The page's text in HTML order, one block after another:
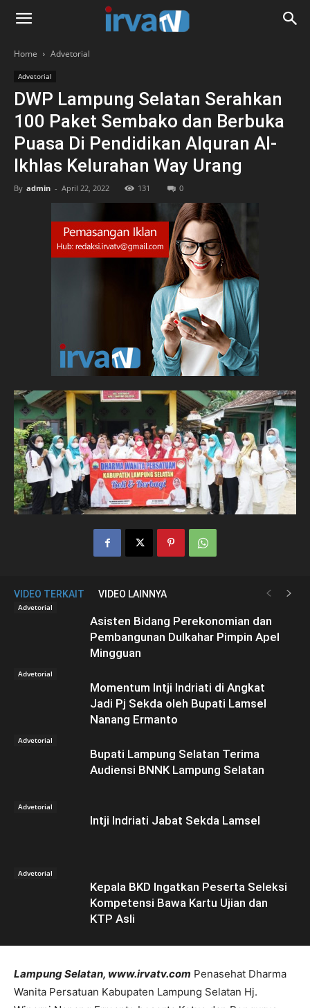
Home Advetorial
Advetorial
DWP Lampung Selatan Serahkan
100 Paket Sembako dan Berbuka
Puasa Di Pendidikan Alquran Al-
Ikhlas Kelurahan Way Urang
By admin - April 22, 2022 131 0
VIDEO TERKAIT VIDEO LAINNYA
Advetorial
Asisten Bidang Perekonomian dan
Pembangunan Dulkahar Pimpin Apel
Mingguan
Advetorial
Momentum Intji Indriati di Angkat
Jadi Pj Sekda oleh Bupati Lamsel
Nanang Ermanto
Advetorial
Bupati Lampung Selatan Terima
Audiensi BNNK Lampung Selatan
Advetorial
Intji Indriati Jabat Sekda Lamsel
Advetorial
Kepala BKD Ingatkan Peserta Seleksi
Kompetensi Bawa Kartu Ujian dan
KTP Asli
Lampung Selatan, www.irvatv.com Penasehat Dharma
Wanita Persatuan Kabupaten Lampung Selatan Hj.